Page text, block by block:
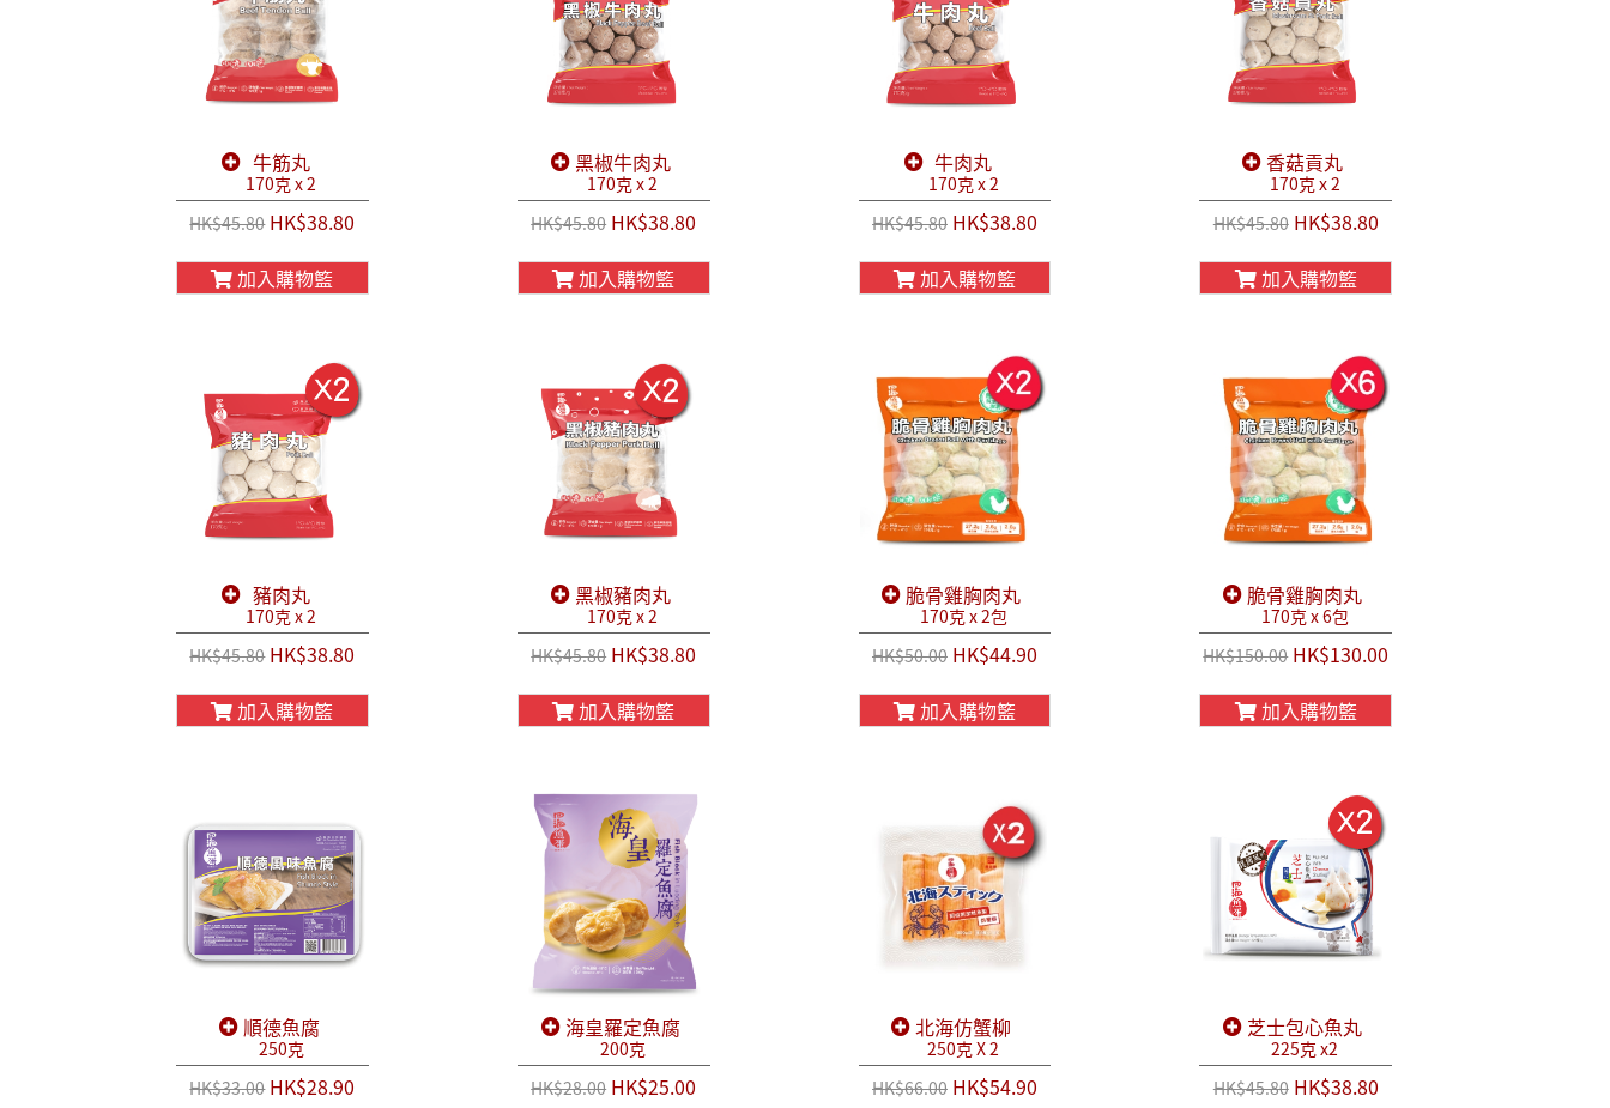
牛筋丸
170克 x 2
HK$45.80HK$38.80
加入購物籃
黑椒牛肉丸
170克 x 2
HK$45.80 HK$38.80
加入購物籃
牛肉丸
170克 x 2
HK$45.80HK$38.80
加入購物籃
香菇貢丸
170克 x 2
HK$45.80HK$38.80
加入購物籃
豬肉丸
170克 x 2
HK$45.80HK$38.80
加入購物籃
黑椒豬肉丸
170克 x 2
HK$45.80 HK$38.80
加入購物籃
脆骨雞胸肉丸
170克 x 2包
HK$50.00HK$44.90
加入購物籃
脆骨雞胸肉丸
170克 x 6包
HK$150.00HK$130.00
加入購物籃
順德魚腐
250克
HK$33.00HK$28.90
海皇羅定魚腐
200克
HK$28.00 HK$25.00
北海仿蟹柳
250克 X 2
HK$66.00HK$54.90
芝士包心魚丸
225克 x2
HK$45.80HK$38.80